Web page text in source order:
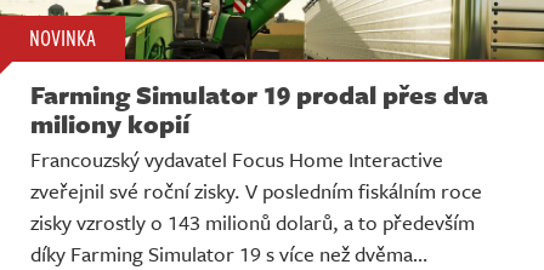
NOVINKA
Farming Simulator 19 prodal přes dva
miliony kopií
Francouzský vydavatel Focus Home Interactive
zveřejnil své roční zisky. V posledním fiskálním roce
zisky vzrostly o 143 milionů dolarů, a to především
díky Farming Simulator 19 s více než dvěma…